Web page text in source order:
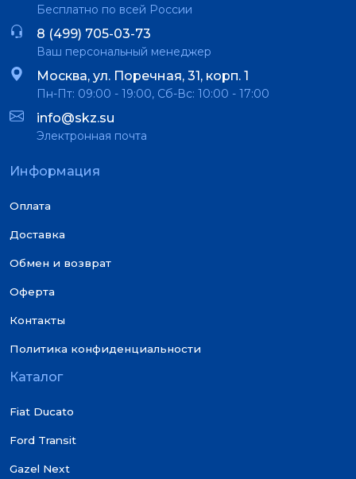
Бесплатно по всей России
8 (499) 705-03-73
Ваш персональный менеджер
Москва, ул. Поречная, 31, корп. 1
Пн-Пт: 09:00 - 19:00, Сб-Вс: 10:00 - 17:00
info@skz.su
Электронная почта
Информация
Оплата
Доставка
Обмен и возврат
Оферта
Контакты
Политика конфиденциальности
Каталог
Fiat Ducato
Ford Transit
Gazel Next